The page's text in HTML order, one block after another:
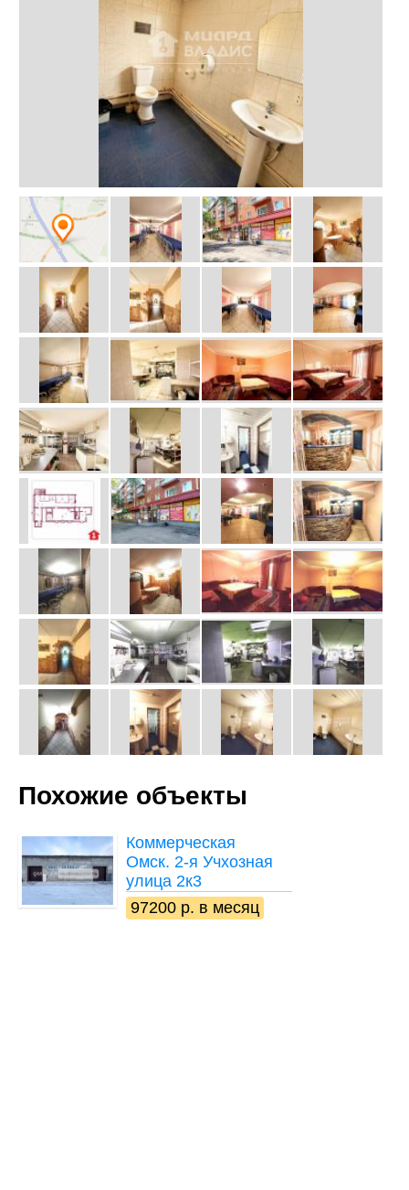
Похожие объекты
Коммерческая
Омск. 2-я Учхозная
улица 2к3
97200 р. в месяц